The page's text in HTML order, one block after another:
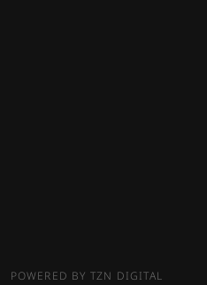
POWERED BY TZN DIGITAL